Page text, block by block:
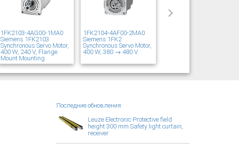
1FK2103-4AG00-1MA0
Siemens 1FK2103
Synchronous Servo Motor,
400 W, 240 V, Flange
Mount Mounting
1FK2104-4AF00-2MA0
Siemens 1FK2
Synchronous Servo Motor,
400 W, 380 → 480 V
Последние обновления:
Leuze Electronic Protective field
height 300 mm Safety light curtain,
receiver